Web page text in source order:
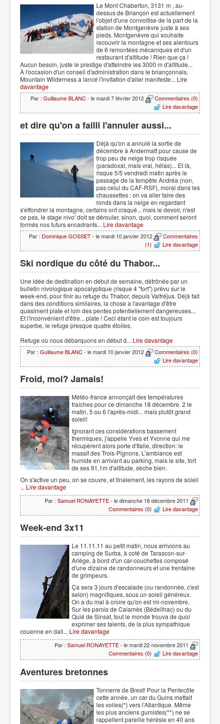
Le Mont Chaberton, 3131 m , au-
dessus de Briançon est actuellement
l'objet d'une convoitise de la part de la
station de Montgenèvre juste à ses
pieds. Montgenèvre qui souhaite
recouvrir la montagne et ses alentours
de 6 remontées mécaniques et d'un
restaurant d'altitude ! Rien que ça !
Aucun besoin, juste le prestige d'atteindre les 3000 m d'altitude...
À l'occasion d'un conseil d'administration dans le briançonnais,
Mountain Wilderness a lancé l'invitation d'aller manifeste... Lire
davantage
Par : Guillaume BLANC- le mardi 7 février 2012
Commentaires (0)
Lire davantage
et dire qu'on a failli l'annuler aussi...
Déjà qu'on a annulé la sortie de
décembre à Andermatt pour cause de
trop peu de neige trop risquée
(paradoxal, mais vrai, hélas)... Et là,
risque 5/5 vendredi matin après le
passage de la tempête Andréa (non,
pas celui du CAF-RSF), moral dans les
chaussettes : on va aller faire des
ronds dans la neige en regardant
s'effondrer la montagne, certains ont craqué... mais le devoir, n'est
ce pas, le stage nivo' doit se dérouler, sinon, quoi, comment seront
formés nos futurs encadrants... Lire davantage
Par : Dominique GOSSET- le mardi 10 janvier 2012
Commentaires
(1)
Lire davantage
Ski nordique du côté du Thabor...
Une idée de destination en début de semaine, détrônée par un
bulletin nivologique apocalyptique (risque 4 "fort") prévu sur le
week-end, pour finir au refuge du Thabor, depuis Valfréjus. Déjà fait
dans des conditions similaires, la chose a l'avantage d'être
quasiment plate et loin des pentes potentiellement dangereuses...
Et l'inconvénient d'être... plate ! Ceci étant le coin est toujours
superbe, le refuge presque quatre étoiles.
Refuge où nous débarquons en début d... Lire davantage
Par : Guillaume BLANC- le mardi 10 janvier 2012
Commentaires (0)
Lire davantage
Froid, moi? Jamais!
Météo-france annonçait des températures
fraîches pour ce dimanche 18 décembre. 2 le
matin, 5 ou 6 l'après-midi... mais plutôt grand
soleil!
Ignorant ces considérations bassement
thermiques, j'appelle Yves et Yvonne qui me
récupèrent alors porte d'Italie, direction: le
massif des Trois-Pignons. L'ambiance est
humide en arrivant au parking, mais le site, fort
de ses 91,1m d'altitude, sèche bien.
On s'active un peu, on se couvre, et finalement, les rayons de soleil
... Lire davantage
Par : Samuel RONAYETTE- le dimanche 18 décembre 2011
Commentaires (0)
Lire davantage
Week-end 3x11
Le 11.11.11 au petit matin, nous arrivions au
camping de Surba, à coté de Tarascon-sur-
Ariège, à bord d'un car-couchettes composé
d'une dizaine de randonneurs et une trentaine
de grimpeurs.
Ça sera 3 jours d'escalade (ou randonnée, c'est
selon) magnifiques, sous un soleil généreux.
On a du mal à croire qu'on est mi-novembre.
Sur les parois de Calamès (Bédeilhac) ou du
Quié de Sinsat, tout le monde trouva de quoi
exprimer ses talents, de la plus sympathique
couenne en dall... Lire davantage
Par : Samuel RONAYETTE- le mardi 22 novembre 2011
Commentaires (0)
Lire davantage
Aventures bretonnes
Tonnerre de Brest! Pour la Pentecôte
cette année, un car du Gums mettait
les voiles(*) vers l'Atlantique. Même
les plus anciens gumistes(**) ne se
rappellent pareille hérésie en 40 ans